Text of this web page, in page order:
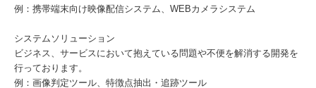
例：携帯端末向け映像配信システム、WEBカメラシステム
システムソリューション
ビジネス、サービスにおいて抱えている問題や不便を解消する開発を
行っております。
例：画像判定ツール、特徴点抽出・追跡ツール